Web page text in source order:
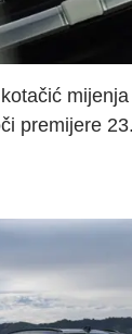
premijere